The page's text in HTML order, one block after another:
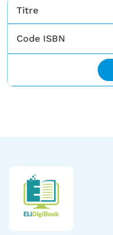
Titre
Code ISBN